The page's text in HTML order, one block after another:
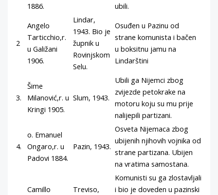
1886.
ubili.
2
Angelo
Tarticchio,r.
u Galižani
1906.
Lindar,
1943. Bio je
župnik u
Rovinjskom
Selu.
Osuđen u Pazinu od
strane komunista i bačen
u boksitnu jamu na
Lindarštini
3.
Šime
Milanović,r. u
Kringi 1905.
Slum, 1943.
Ubili ga Nijemci zbog
zvijezde petokrake na
motoru koju su mu prije
nalijepili partizani.
4.
o. Emanuel
Ongaro,r. u
Padovi 1884.
Pazin, 1943.
Osveta Nijemaca zbog
ubijenih njihovih vojnika od
strane partizana. Ubijen
na vratima samostana.
Camillo
Treviso,
Komunisti su ga zlostavljali
i bio je doveden u pazinski